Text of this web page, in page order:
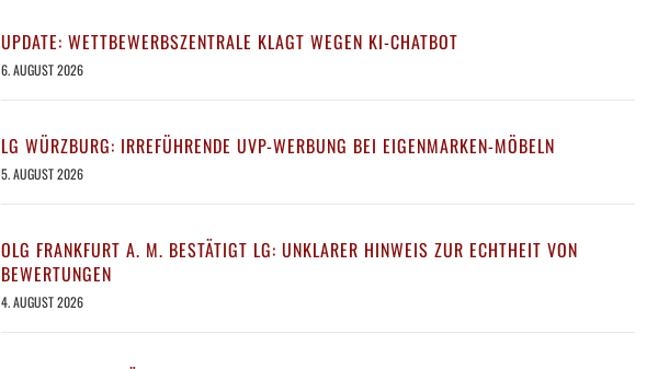
UPDATE: WETTBEWERBSZENTRALE KLAGT WEGEN KI-CHATBOT
6. AUGUST 2026
LG WÜRZBURG: IRREFÜHRENDE UVP-WERBUNG BEI EIGENMARKEN-MÖBELN
5. AUGUST 2026
OLG FRANKFURT A. M. BESTÄTIGT LG: UNKLARER HINWEIS ZUR ECHTHEIT VON
BEWERTUNGEN
4. AUGUST 2026